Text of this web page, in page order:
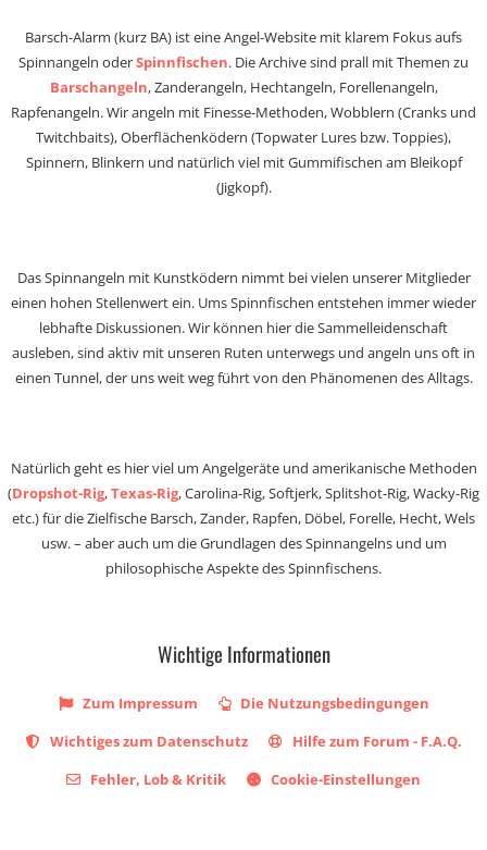
Barsch-Alarm (kurz BA) ist eine Angel-Website mit klarem Fokus aufs
Spinnangeln oderSpinnfischen. Die Archive sind prall mit Themen zu
Barschangeln, Zanderangeln, Hechtangeln, Forellenangeln,
Rapfenangeln. Wir angeln mit Finesse-Methoden, Wobblern (Cranks und
Twitchbaits), Oberflächenködern (Topwater Lures bzw. Toppies),
Spinnern, Blinkern und natürlich viel mit Gummifischen am Bleikopf
(Jigkopf).
Das Spinnangeln mit Kunstködern nimmt bei vielen unserer Mitglieder
einen hohen Stellenwert ein. Ums Spinnfischen entstehen immer wieder
lebhafte Diskussionen. Wir können hier die Sammelleidenschaft
ausleben, sind aktiv mit unseren Ruten unterwegs und angeln uns oft in
einen Tunnel, der uns weit weg führt von den Phänomenen des Alltags.
Natürlich geht es hier viel um Angelgeräte und amerikanische Methoden
(Dropshot-Rig,Texas-Rig, Carolina-Rig, Softjerk, Splitshot-Rig, Wacky-Rig
etc.) für die Zielfische Barsch, Zander, Rapfen, Döbel, Forelle, Hecht, Wels
usw. – aber auch um die Grundlagen des Spinnangelns und um
philosophische Aspekte des Spinnfischens.
Wichtige Informationen
Zum Impressum
Die Nutzungsbedingungen
Wichtiges zum Datenschutz
Hilfe zum Forum - F.A.Q.
Fehler, Lob & Kritik
Cookie-Einstellungen